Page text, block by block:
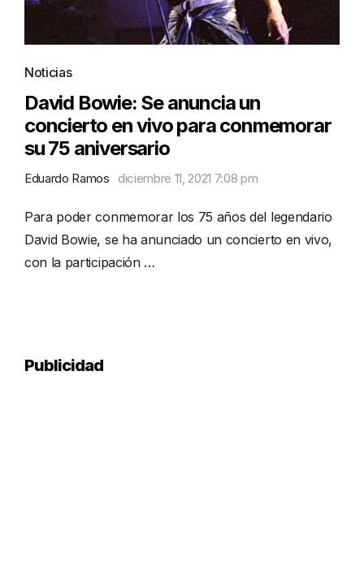
Noticias
David Bowie: Se anuncia un
concierto en vivo para conmemorar
su 75 aniversario
Eduardo Ramos diciembre 11, 2021 7:08 pm
Para poder conmemorar los 75 años del legendario
David Bowie, se ha anunciado un concierto en vivo,
con la participación …
Publicidad